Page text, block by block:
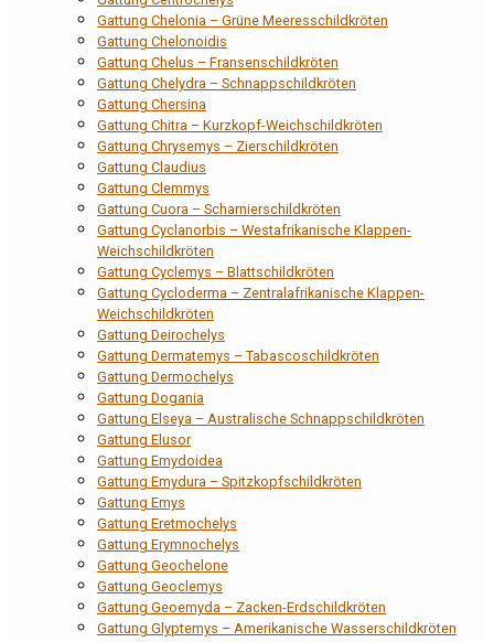
Gattung Chelonia – Grüne Meeresschildkröten
Gattung Chelonoidis
Gattung Chelus – Fransenschildkröten
Gattung Chelydra – Schnappschildkröten
Gattung Chersina
Gattung Chitra – Kurzkopf-Weichschildkröten
Gattung Chrysemys – Zierschildkröten
Gattung Claudius
Gattung Clemmys
Gattung Cuora – Scharnierschildkröten
Gattung Cyclanorbis – Westafrikanische Klappen-
Weichschildkröten
Gattung Cyclemys – Blattschildkröten
Gattung Cycloderma – Zentralafrikanische Klappen-
Weichschildkröten
Gattung Deirochelys
Gattung Dermatemys – Tabascoschildkröten
Gattung Dermochelys
Gattung Dogania
Gattung Elseya – Australische Schnappschildkröten
Gattung Elusor
Gattung Emydoidea
Gattung Emydura – Spitzkopfschildkröten
Gattung Emys
Gattung Eretmochelys
Gattung Erymnochelys
Gattung Geochelone
Gattung Geoclemys
Gattung Geoemyda – Zacken-Erdschildkröten
Gattung Glyptemys – Amerikanische Wasserschildkröten